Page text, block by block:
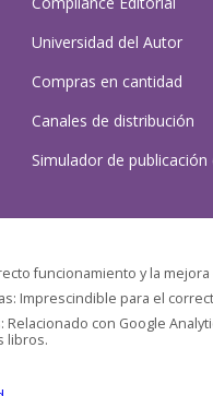
funcionamiento y la
Imprescindible para el
Relacionado con Google
libros.
Universidad del Autor
Compras en cantidad
Canales de distribución
Simulador de publicación
(